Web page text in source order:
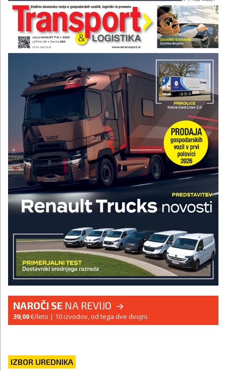
NAROČI SE NA REVIJO
39,00€/leto | 10 izvodov, od tega dve dvojni.
IZBOR UREDNIKA